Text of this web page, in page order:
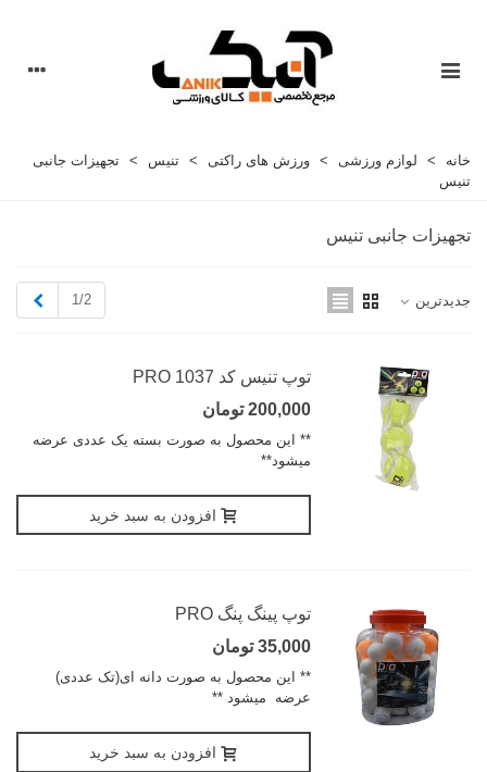
خانه > لوازم ورزشی > ورزش های راکتی > تنیس > تجهیزات جانبی
تنیس
تجهیزات جانبی تنیس
جدیدترین 1/2
توپ تنیس کد 1037 PRO
200,000 تومان
** این محصول به صورت بسته یک عددی عرضه
میشود**
افزودن به سبد خرید
توپ پینگ پنگ PRO
35,000 تومان
** این محصول به صورت دانه ای(تک عددی)
عرضه میشود **
افزودن به سبد خرید